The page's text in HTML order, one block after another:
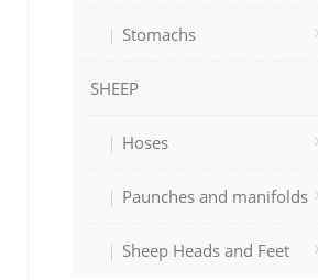
Stomachs
SHEEP
Hoses
Paunches and manifolds
Sheep Heads and Feet